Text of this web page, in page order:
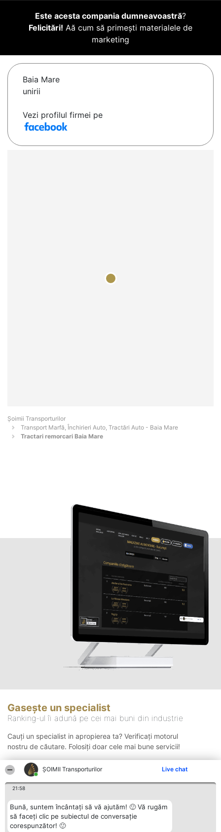
ȘOIMII Transporturilor Live chat
21:58
Bună, suntem încântați să vă ajutăm! 🙂 Vă rugăm
să faceți clic pe subiectul de conversație
corespunzător! 🙂
Este acesta compania dumneavoastră?
Felicitări! Aă cum să primești materialele de
marketing
Baia Mare
unirii
Vezi profilul firmei pe
Șoimii Transporturilor
Transport Marfă, Închirieri Auto, Tractări Auto - Baia Mare
Tractari remorcari Baia Mare
Gasește un specialist
Ranking-ul îi adună pe cei mai buni din industrie
Cauți un specialist in apropierea ta? Verificați motorul
nostru de căutare. Folosiți doar cele mai bune servicii!